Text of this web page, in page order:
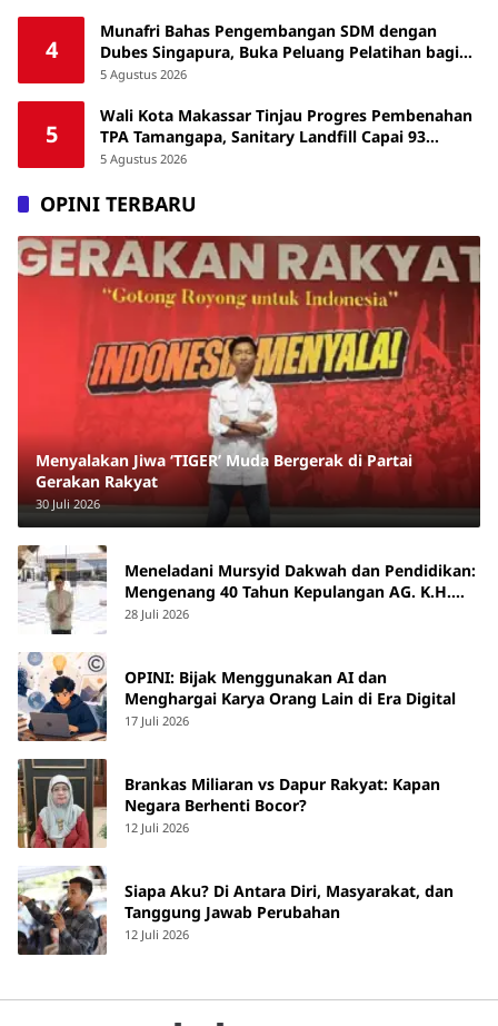
4
Munafri Bahas Pengembangan SDM dengan
Dubes Singapura, Buka Peluang Pelatihan bagi
ASN hingga Masyarakat
5 Agustus 2026
5
Wali Kota Makassar Tinjau Progres Pembenahan
TPA Tamangapa, Sanitary Landfill Capai 93
Persen
5 Agustus 2026
OPINI TERBARU
Menyalakan Jiwa ‘TIGER’ Muda Bergerak di Partai
Gerakan Rakyat
30 Juli 2026
Meneladani Mursyid Dakwah dan Pendidikan:
Mengenang 40 Tahun Kepulangan AG. K.H.
Yunus Martan
28 Juli 2026
OPINI: Bijak Menggunakan AI dan
Menghargai Karya Orang Lain di Era Digital
17 Juli 2026
Brankas Miliaran vs Dapur Rakyat: Kapan
Negara Berhenti Bocor?
12 Juli 2026
Siapa Aku? Di Antara Diri, Masyarakat, dan
Tanggung Jawab Perubahan
12 Juli 2026